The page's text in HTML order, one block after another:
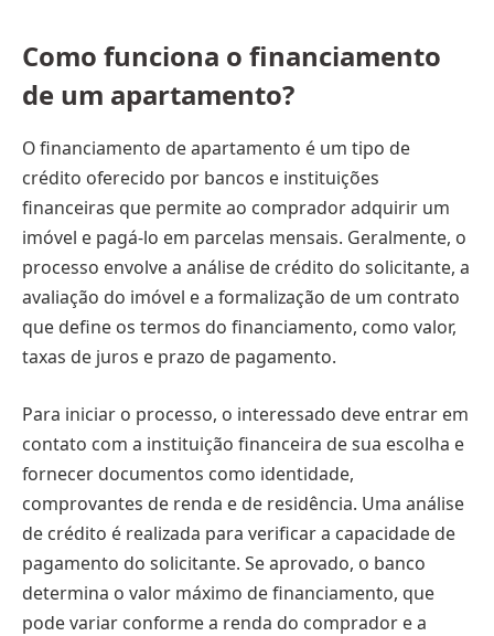
Como funciona o financiamento
de um apartamento?
O financiamento de apartamento é um tipo de
crédito oferecido por bancos e instituições
financeiras que permite ao comprador adquirir um
imóvel e pagá-lo em parcelas mensais. Geralmente, o
processo envolve a análise de crédito do solicitante, a
avaliação do imóvel e a formalização de um contrato
que define os termos do financiamento, como valor,
taxas de juros e prazo de pagamento.
Para iniciar o processo, o interessado deve entrar em
contato com a instituição financeira de sua escolha e
fornecer documentos como identidade,
comprovantes de renda e de residência. Uma análise
de crédito é realizada para verificar a capacidade de
pagamento do solicitante. Se aprovado, o banco
determina o valor máximo de financiamento, que
pode variar conforme a renda do comprador e a